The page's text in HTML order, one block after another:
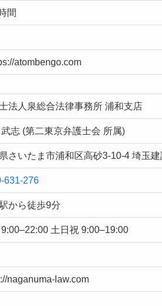
間
atombengo.com
法人泉総合法律事務所 浦和支店
武志 (第二東京弁護士会 所属)
さいたま市浦和区高砂3-10-4 埼玉
631-276
から徒歩9分
土日祝 9:00–19:00
naganuma-law.com